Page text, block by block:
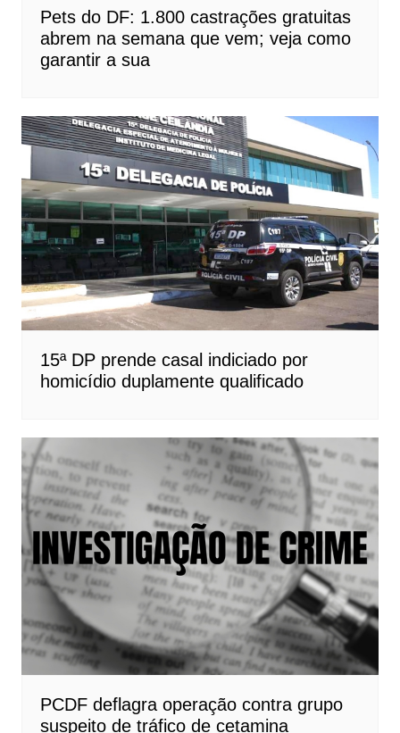
Pets do DF: 1.800 castrações gratuitas
abrem na semana que vem; veja como
garantir a sua
15ª DP prende casal indiciado por
homicídio duplamente qualificado
PCDF deflagra operação contra grupo
suspeito de tráfico de cetamina